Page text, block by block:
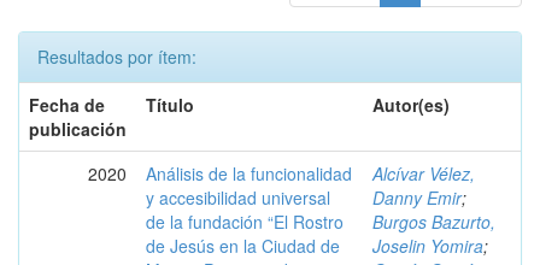
Resultados por ítem:
Fecha de
publicación
Título Autor(es)
2020
Análisis de la funcionalidad
y accesibilidad universal
de la fundación “El Rostro
de Jesús en la Ciudad de
Alcívar Vélez,
Danny Emir;
Burgos Bazurto,
Joselin Yomira;